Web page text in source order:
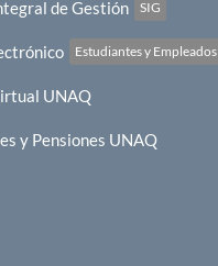
de Gestión SIG
Estudiantes y Empleados
UNAQ
y Pensiones UNAQ